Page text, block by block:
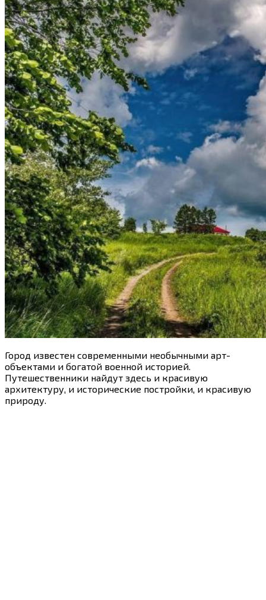
Город известен современными необычными арт-
объектами и богатой военной историей.
Путешественники найдут здесь и красивую
архитектуру, и исторические постройки, и красивую
природу.